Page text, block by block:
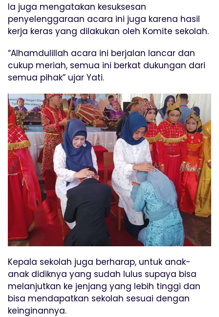
Ia juga mengatakan kesuksesan
penyelenggaraan acara ini juga karena hasil
kerja keras yang dilakukan oleh Komite sekolah.
“Alhamdulillah acara ini berjalan lancar dan
cukup meriah, semua ini berkat dukungan dari
semua pihak” ujar Yati.
Kepala sekolah juga berharap, untuk anak-
anak didiknya yang sudah lulus supaya bisa
melanjutkan ke jenjang yang lebih tinggi dan
bisa mendapatkan sekolah sesuai dengan
keinginannya.